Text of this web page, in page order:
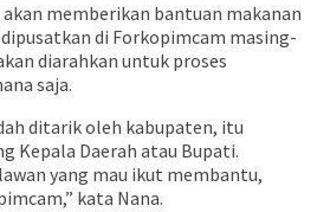
memberikan bantuan makanan
di Forkopimcam masing-
diarahkan untuk proses
saja.
ditarik oleh kabupaten, itu
Kepala Daerah atau Bupati.
yang mau ikut membantu,
kata Nana.